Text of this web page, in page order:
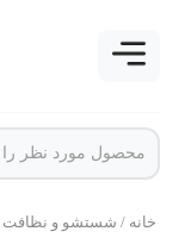
خانه/ شستشو و نظافت/